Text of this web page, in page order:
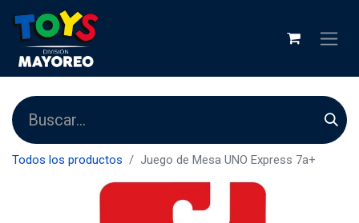
Todos los productos Juego de Mesa UNO Express 7a+